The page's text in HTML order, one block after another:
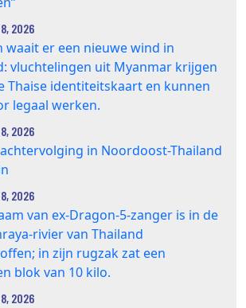
2026
waait er een nieuwe wind in
vluchtelingen uit Myanmar krijgen
Thaise identiteitskaart en kunnen
legaal werken.
2026
in Noordoost-Thailand
2026
van ex-Dragon‑5‑zanger is in de
van Thailand
in zijn rugzak zat een
blok van 10 kilo.
2026